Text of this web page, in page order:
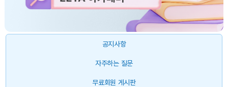
공지사항
자주하는 질문
무료회원 게시판